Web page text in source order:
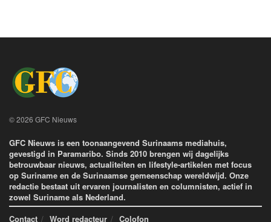
© 2026 GFC Nieuws
GFC Nieuws is een toonaangevend Surinaams mediahuis,
gevestigd in Paramaribo. Sinds 2010 brengen wij dagelijks
betrouwbaar nieuws, actualiteiten en lifestyle-artikelen met focus
op Suriname en de Surinaamse gemeenschap wereldwijd. Onze
redactie bestaat uit ervaren journalisten en columnisten, actief in
zowel Suriname als Nederland.
Contact
Word redacteur Colofon